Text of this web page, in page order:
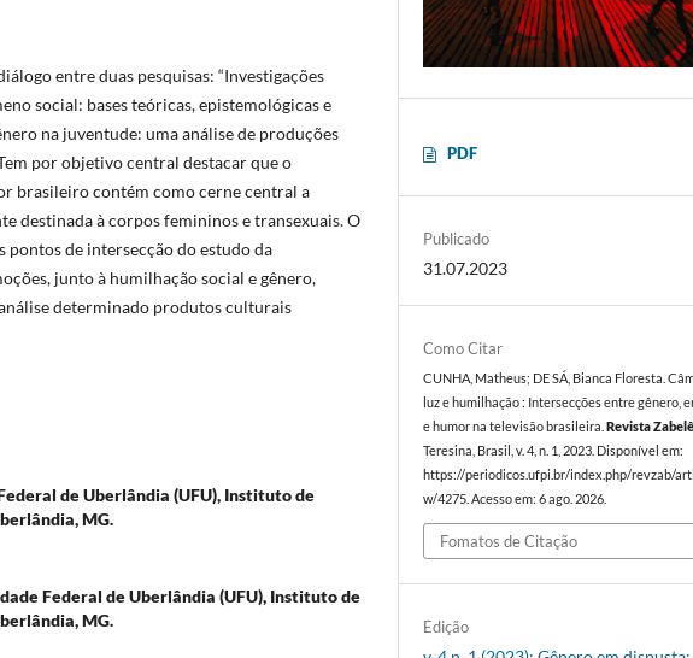
entre duas pesquisas: “Investigações
social: bases teóricas, epistemológicas e
na juventude: uma análise de produções
por objetivo central destacar que o
brasileiro contém como cerne central a
destinada à corpos femininos e transexuais. O
de intersecção do estudo da
junto à humilhação social e gênero,
determinado produtos culturais
de Uberlândia (UFU), Instituto de
MG.
Federal de Uberlândia (UFU), Instituto de
MG.
PDF
Publicado
31.07.2023
Como Citar
CUNHA, Matheus; DE SÁ, Bianca Floresta.
luz e humilhação : Intersecções entre gênero,
e humor na televisão brasileira.Revista Zabelê
Teresina, Brasil, v. 4, n. 1, 2023. Disponível em:
https://periodicos.ufpi.br/index.php/revzab/
w/4275. Acesso em: 6 ago. 2026.
Fomatos de Citação
Edição